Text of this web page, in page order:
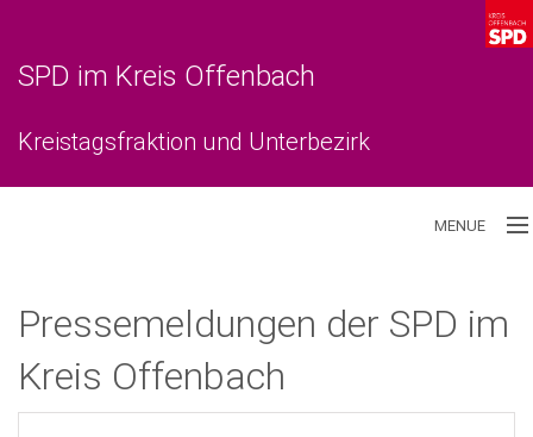
SPD im Kreis Offenbach
Kreistagsfraktion und Unterbezirk
MENUE
Unterbezirk
Pressemeldungen der SPD im
Kreis Offenbach